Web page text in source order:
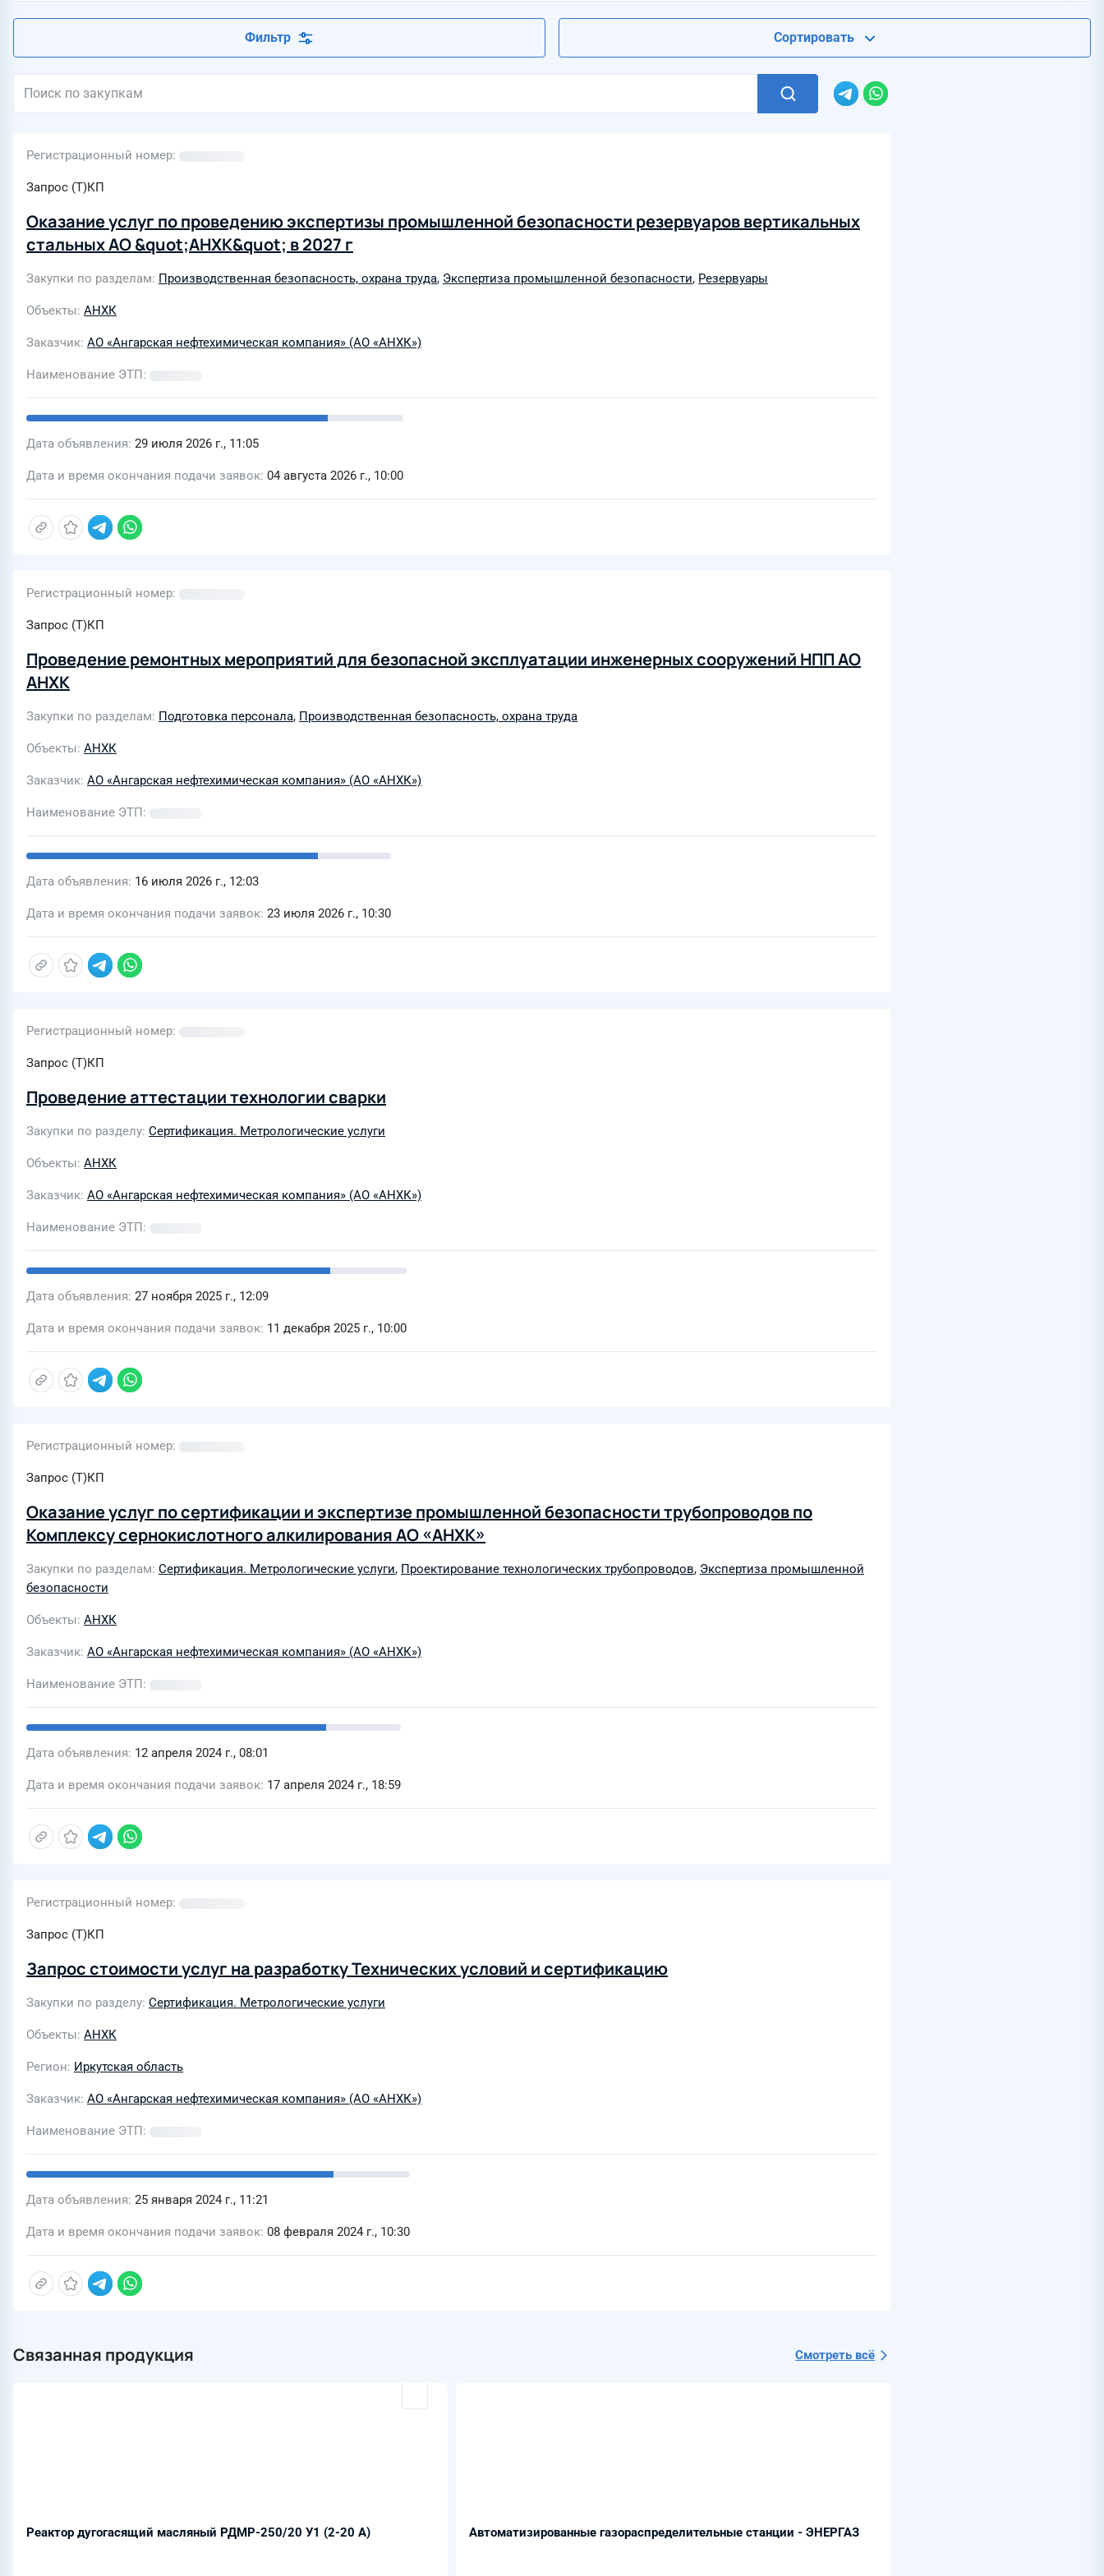
Фильтр Сортировать
Регистрационный номер
Запрос (Т)КП
Оказание услуг по проведению экспертизы промышленной безопасности резервуаров вертикальных
стальных АО &quot;АНХК&quot; в 2027 г
Закупки по разделам Производственная безопасность, охрана труда, Экспертиза промышленной безопасности, Резервуары
Объекты АНХК
Заказчик АО «Ангарская нефтехимическая компания» (АО «АНХК»)
Наименование ЭТП
Дата объявления 29 июля 2026 г., 11:05
Дата и время окончания подачи заявок 04 августа 2026 г., 10:00
Регистрационный номер
Запрос (Т)КП
Проведение ремонтных мероприятий для безопасной эксплуатации инженерных сооружений НПП АО
АНХК
Закупки по разделам Подготовка персонала, Производственная безопасность, охрана труда
Объекты АНХК
Заказчик АО «Ангарская нефтехимическая компания» (АО «АНХК»)
Наименование ЭТП
Дата объявления 16 июля 2026 г., 12:03
Дата и время окончания подачи заявок 23 июля 2026 г., 10:30
Регистрационный номер
Запрос (Т)КП
Проведение аттестации технологии сварки
Закупки по разделу Сертификация. Метрологические услуги
Объекты АНХК
Заказчик АО «Ангарская нефтехимическая компания» (АО «АНХК»)
Наименование ЭТП
Дата объявления 27 ноября 2025 г., 12:09
Дата и время окончания подачи заявок 11 декабря 2025 г., 10:00
Регистрационный номер
Запрос (Т)КП
Оказание услуг по сертификации и экспертизе промышленной безопасности трубопроводов по
Комплексу сернокислотного алкилирования АО «АНХК»
Закупки по разделам Сертификация. Метрологические услуги, Проектирование технологических трубопроводов, Экспертиза промышленной
безопасности
Объекты АНХК
Заказчик АО «Ангарская нефтехимическая компания» (АО «АНХК»)
Наименование ЭТП
Дата объявления 12 апреля 2024 г., 08:01
Дата и время окончания подачи заявок 17 апреля 2024 г., 18:59
Регистрационный номер
Запрос (Т)КП
Запрос стоимости услуг на разработку Технических условий и сертификацию
Закупки по разделу Сертификация. Метрологические услуги
Объекты АНХК
Регион Иркутская область
Заказчик АО «Ангарская нефтехимическая компания» (АО «АНХК»)
Наименование ЭТП
Дата объявления 25 января 2024 г., 11:21
Дата и время окончания подачи заявок 08 февраля 2024 г., 10:30
Связанная продукция Смотреть всё
Реактор дугогасящий масляный РДМР-250/20 У1 (2-20 А) Автоматизированные газораспределительные станции - ЭНЕРГАЗ